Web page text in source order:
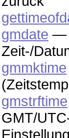
gmdate —
Zeit-/
gmmktime
gmstrftime
GMT/